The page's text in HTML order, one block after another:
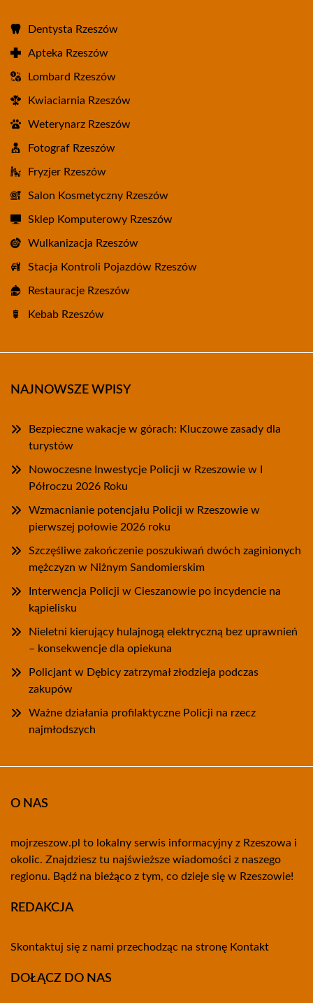
Dentysta Rzeszów
Apteka Rzeszów
Lombard Rzeszów
Kwiaciarnia Rzeszów
Weterynarz Rzeszów
Fotograf Rzeszów
Fryzjer Rzeszów
Salon Kosmetyczny Rzeszów
Sklep Komputerowy Rzeszów
Wulkanizacja Rzeszów
Stacja Kontroli Pojazdów Rzeszów
Restauracje Rzeszów
Kebab Rzeszów
NAJNOWSZE WPISY
Bezpieczne wakacje w górach: Kluczowe zasady dla
turystów
Nowoczesne Inwestycje Policji w Rzeszowie w I
Półroczu 2026 Roku
Wzmacnianie potencjału Policji w Rzeszowie w
pierwszej połowie 2026 roku
Szczęśliwe zakończenie poszukiwań dwóch zaginionych
mężczyzn w Niżnym Sandomierskim
Interwencja Policji w Cieszanowie po incydencie na
kąpielisku
Nieletni kierujący hulajnogą elektryczną bez uprawnień
– konsekwencje dla opiekuna
Policjant w Dębicy zatrzymał złodzieja podczas
zakupów
Ważne działania profilaktyczne Policji na rzecz
najmłodszych
O NAS
mojrzeszow.pl to lokalny serwis informacyjny z Rzeszowa i
okolic. Znajdziesz tu najświeższe wiadomości z naszego
regionu. Bądź na bieżąco z tym, co dzieje się w Rzeszowie!
REDAKCJA
Skontaktuj się z nami przechodząc na stronę Kontakt
DOŁĄCZ DO NAS